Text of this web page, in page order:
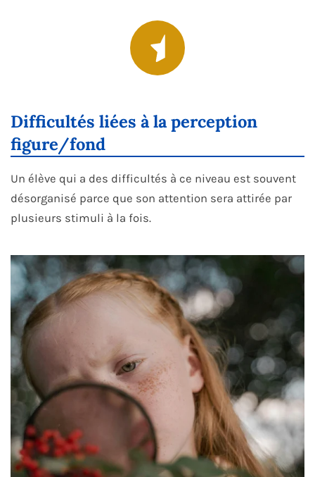
Difficultés liées à la perception
figure/fond
Un élève qui a des difficultés à ce niveau est souvent
désorganisé parce que son attention sera attirée par
plusieurs stimuli à la fois.